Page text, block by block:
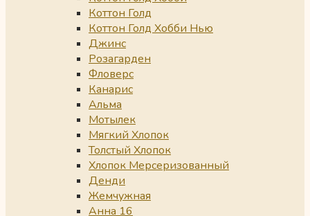
Коттон Голд
Коттон Голд Хобби Нью
Джинс
Розагарден
Фловерс
Канарис
Альма
Мотылек
Мягкий Хлопок
Толстый Хлопок
Хлопок Мерсеризованный
Денди
Жемчужная
Анна 16